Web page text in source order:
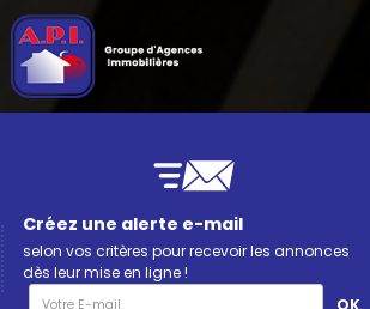
Créez une alerte e-mail
selon vos critères pour recevoir les annonces
dès leur mise en ligne !